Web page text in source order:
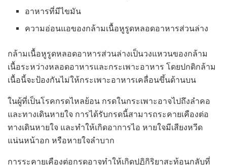
อาหารที่มีไขมัน
ความอ่อนแอของกล้ามเนื้อหูรูดหลอดอาหารส่วนล่าง
กล้ามเนื้อหูรูดหลอดอาหารส่วนล่างเป็นวงแหวนของกล้าม
เนื้อระหว่างหลอดอาหารและกระเพาะอาหาร โดยปกติกล้าม
เนื้อนี้จะป้องกันไม่ให้กระเพาะอาหารเคลื่อนขึ้นด้านบน
ในผู้ที่เป็นโรคกรดไหลย้อน กรดในกระเพาะอาจไปถึงลำคอ
และทางเดินหายใจ การได้รับกรดนี้สามารถระคายเคืองต่อ
ทางเดินหายใจ และทำให้เกิดอาการไอ หายใจมีเสียงหวีด
แน่นหน้าอก หรือหายใจลำบาก
การระคายเคืองต่อกรดอาจทำให้เกิดปฏิกิริยาสะท้อนกลับที่